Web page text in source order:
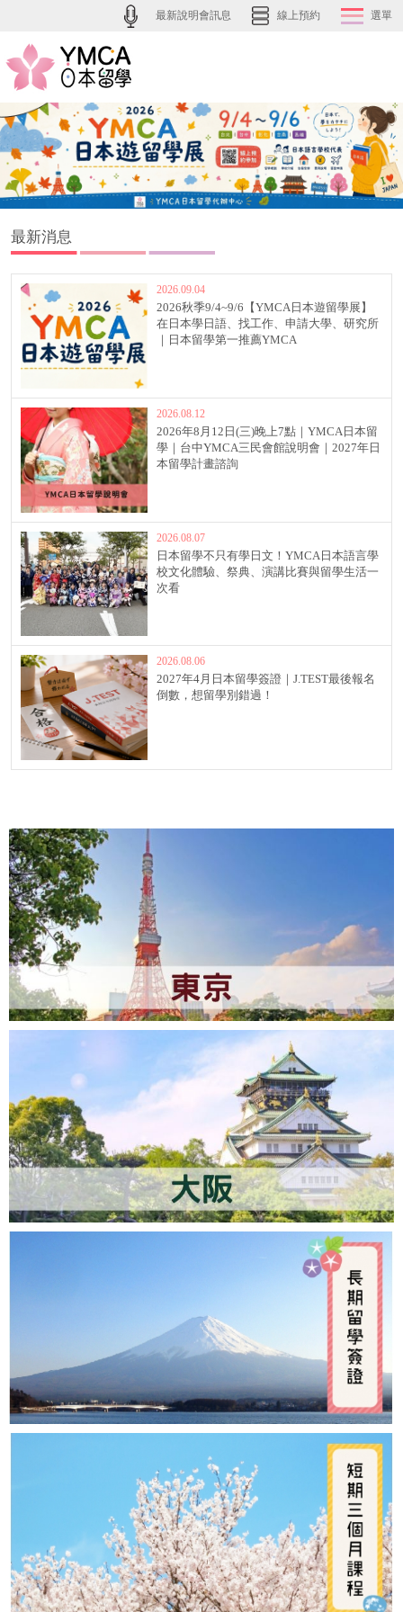
最新說明會訊息 線上預約 選單
最新消息
2026.09.04
2026秋季9/4~9/6【YMCA日本遊留學展】
在日本學日語、找工作、申請大學、研究所
｜日本留學第一推薦YMCA
2026.08.12
2026年8月12日(三)晚上7點｜YMCA日本留
學｜台中YMCA三民會館說明會｜2027年日
本留學計畫諮詢
2026.08.07
日本留學不只有學日文！YMCA日本語言學
校文化體驗、祭典、演講比賽與留學生活一
次看
2026.08.06
2027年4月日本留學簽證｜J.TEST最後報名
倒數，想留學別錯過！